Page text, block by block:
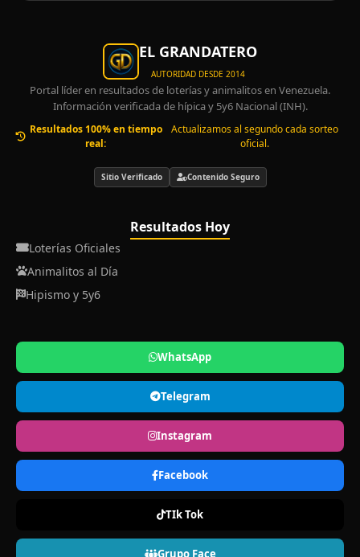
EL GRANDATERO
AUTORIDAD DESDE 2014
Portal líder en resultados de loterías y animalitos en Venezuela.
Información verificada de hípica y 5y6 Nacional (INH).
Resultados 100% en tiempo
real:
Actualizamos al segundo cada sorteo
oficial.
Sitio Verificado Contenido Seguro
Resultados Hoy
Loterías Oficiales
Animalitos al Día
Hipismo y 5y6
WhatsApp
Telegram
Instagram
Facebook
TIk Tok
Grupo Face